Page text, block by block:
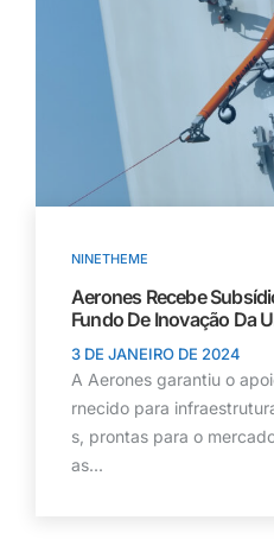
NINETHEME
Aerones Recebe
Fundo De Inovação Da
3 DE JANEIRO DE 2024
A Aerones garantiu o
rnecido para
s, prontas para o
as...